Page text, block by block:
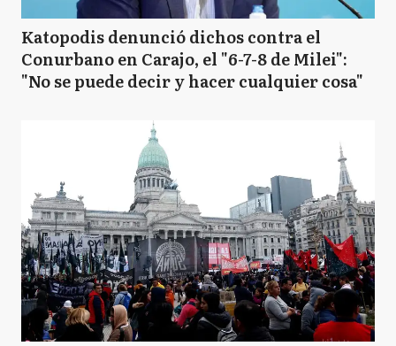
Katopodis denunció dichos contra el
Conurbano en Carajo, el "6-7-8 de Milei":
"No se puede decir y hacer cualquier cosa"